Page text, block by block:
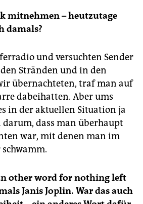
mitnehmen – heutzutage
damals?
und versuchten Sender
Stränden und in den
übernachteten, traf man auf
dabeihatten. Aber ums
in der aktuellen Situation ja
dass man überhaupt
war, mit denen man im
schwamm.
other word for nothing left
Janis Joplin. War das auch